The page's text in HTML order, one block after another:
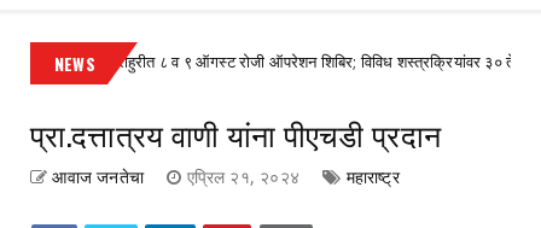
NEWS
राहुरीत ८ व ९ ऑगस्ट रोजी ऑपरेशन शिबिर; विविध शस्त्रक्रियांवर ३० ते ४० टक्के
प्रा.दत्तात्रय वाणी यांना पीएचडी प्रदान
आवाज जनतेचा एप्रिल २१, २०२४ महाराष्ट्र